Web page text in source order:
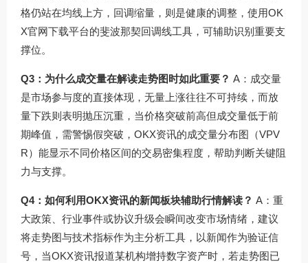
格仍站在均线上方，回调缩量，则是健康的调整，使用OK
X官网下载平台的斐波那契回调线工具，可辅助识别重要支
撑位。
Q3：为什么成交量在解读走势图时如此重要？ A：成交量
是市场参与度的直接体现，无量上涨往往不可持续，而放
量下跌则表明抛压沉重，当价格突破前高但成交量低于前
期峰值，需警惕假突破，OKX资讯的成交量分布图（VPV
R）能显示不同价格区间的交易密集程度，帮助判断关键阻
力与支撑。
Q4：如何利用OKX资讯的新闻板块辅助行情解读？ A：重
大政策、行业事件或协议升级会瞬间改变市场情绪，建议
将走势图与技术指标作为主分析工具，以新闻作为验证信
号，当OKX资讯报道某机构增持数字资产时，若走势图已